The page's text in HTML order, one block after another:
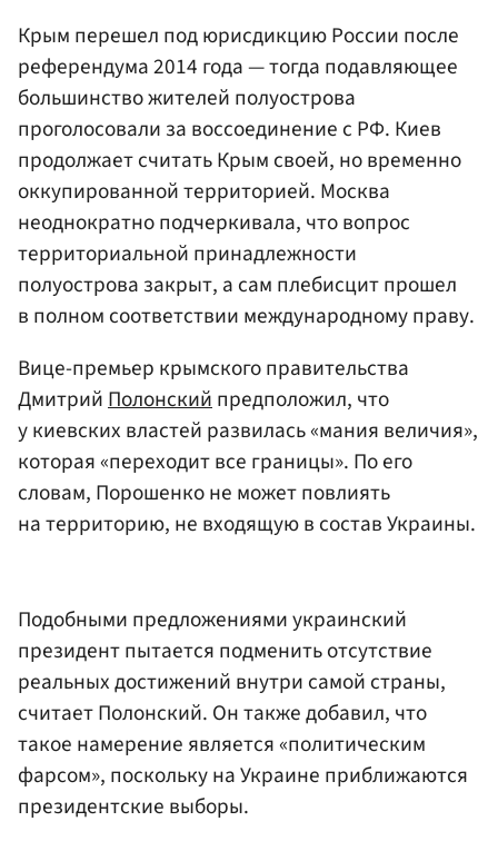
Крым перешел под юрисдикцию России после
референдума 2014 года — тогда подавляющее
большинство жителей полуострова
проголосовали за воссоединение с РФ. Киев
продолжает считать Крым своей, но временно
оккупированной территорией. Москва
неоднократно подчеркивала, что вопрос
территориальной принадлежности
полуострова закрыт, а сам плебисцит прошел
в полном соответствии международному праву.
Вице-премьер крымского правительства
ДмитрийПолонскийпредположил, что
у киевских властей развилась «мания величия»,
которая «переходит все границы». По его
словам, Порошенко не может повлиять
на территорию, не входящую в состав Украины.
Подобными предложениями украинский
президент пытается подменить отсутствие
реальных достижений внутри самой страны,
считает Полонский. Он также добавил, что
такое намерение является «политическим
фарсом», поскольку на Украине приближаются
президентские выборы.